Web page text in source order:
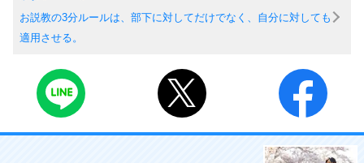
お説教の3分ルールは、部下に対してだけでなく、自分に対しても
適用させる。